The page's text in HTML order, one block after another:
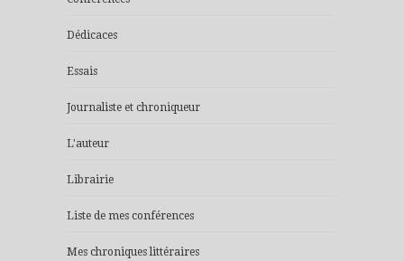
Dédicaces
Essais
Journaliste et chroniqueur
L'auteur
Librairie
Liste de mes conférences
Mes chroniques littéraires